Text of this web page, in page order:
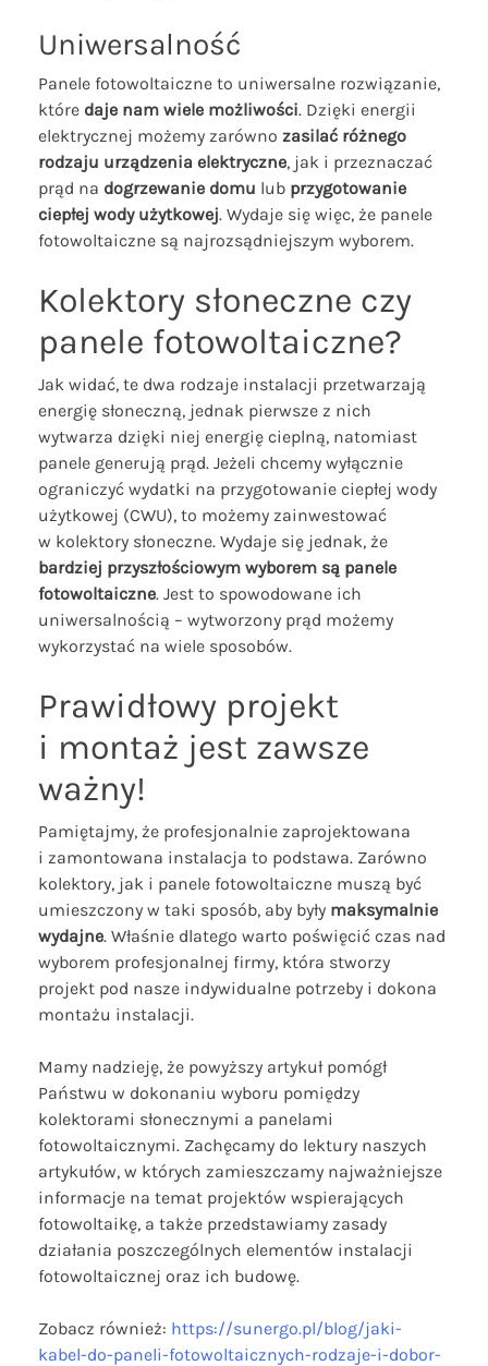
Uniwersalność
Panele fotowoltaiczne to uniwersalne rozwiązanie,
które daje nam wiele możliwości. Dzięki energii
elektrycznej możemy zarówno zasilać różnego
rodzaju urządzenia elektryczne, jak i przeznaczać
prąd na dogrzewanie domu lub przygotowanie
ciepłej wody użytkowej. Wydaje się więc, że panele
fotowoltaiczne są najrozsądniejszym wyborem.
Kolektory słoneczne czy
panele fotowoltaiczne?
Jak widać, te dwa rodzaje instalacji przetwarzają
energię słoneczną, jednak pierwsze z nich
wytwarza dzięki niej energię cieplną, natomiast
panele generują prąd. Jeżeli chcemy wyłącznie
ograniczyć wydatki na przygotowanie ciepłej wody
użytkowej (CWU), to możemy zainwestować
w kolektory słoneczne. Wydaje się jednak, że
bardziej przyszłościowym wyborem są panele
fotowoltaiczne. Jest to spowodowane ich
uniwersalnością – wytworzony prąd możemy
wykorzystać na wiele sposobów.
Prawidłowy projekt
i montaż jest zawsze
ważny!
Pamiętajmy, że profesjonalnie zaprojektowana
i zamontowana instalacja to podstawa. Zarówno
kolektory, jak i panele fotowoltaiczne muszą być
umieszczony w taki sposób, aby były maksymalnie
wydajne. Właśnie dlatego warto poświęcić czas nad
wyborem profesjonalnej firmy, która stworzy
projekt pod nasze indywidualne potrzeby i dokona
montażu instalacji.
Mamy nadzieję, że powyższy artykuł pomógł
Państwu w dokonaniu wyboru pomiędzy
kolektorami słonecznymi a panelami
fotowoltaicznymi. Zachęcamy do lektury naszych
artykułów, w których zamieszczamy najważniejsze
informacje na temat projektów wspierających
fotowoltaikę, a także przedstawiamy zasady
działania poszczególnych elementów instalacji
fotowoltaicznej oraz ich budowę.
Zobacz również: https://sunergo.pl/blog/jaki-
kabel-do-paneli-fotowoltaicznych-rodzaje-i-dobor-